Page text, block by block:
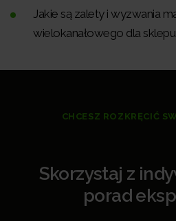
Jakie są zalety i wyzwania
wielokanałowego dla
CHCESZ ROZKRĘCIĆ
Skorzystaj z
porad